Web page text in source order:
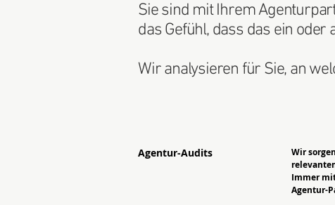
Sie sind mit Ihrem
das Gefühl, dass das ein
Wir analysieren für Sie, an
Wir
Immer
Agentur-
Agentur-Audits